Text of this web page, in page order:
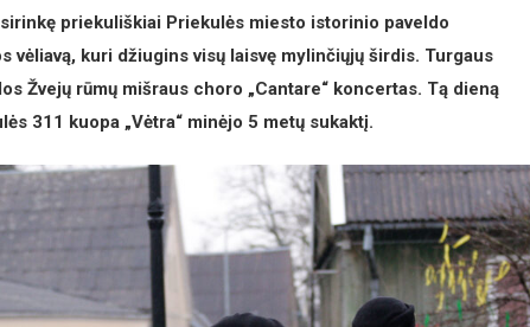
priekuliškiai Priekulės miesto istorinio paveldo
kuri džiugins visų laisvę mylinčiųjų širdis. Turgaus
Žvejų rūmų mišraus choro „Cantare“ koncertas. Tą dieną
311 kuopa „Vėtra“ minėjo 5 metų sukaktį.